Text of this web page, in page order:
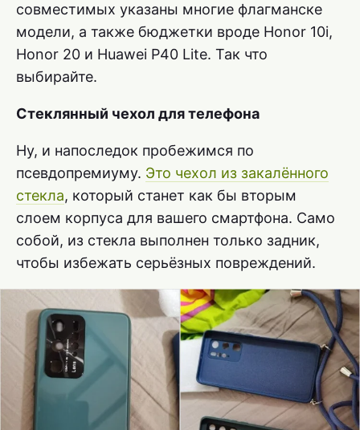
совместимых указаны многие флагманске
модели, а также бюджетки вроде Honor 10i,
Honor 20 и Huawei P40 Lite. Так что
выбирайте.
Стеклянный чехол для телефона
Ну, и напоследок пробежимся по
псевдопремиуму. Это чехол из закалённого
стекла, который станет как бы вторым
слоем корпуса для вашего смартфона. Само
собой, из стекла выполнен только задник,
чтобы избежать серьёзных повреждений.